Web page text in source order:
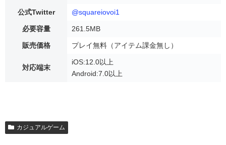
公式Twitter @squareiovoi1
必要容量 261.5MB
販売価格 プレイ無料（アイテム課金無し）
対応端末
iOS:12.0以上
Android:7.0以上
カジュアルゲーム